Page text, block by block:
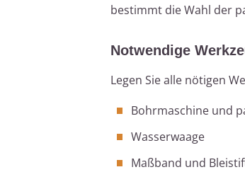
bestimmt die Wahl der
Notwendige
Legen Sie alle nötigen
Bohrmaschine und
Wasserwaage
Maßband und